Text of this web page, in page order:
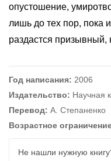
опустошение,
лишь до тех пор, пока
раздастся
Год написания: 2006
Издательство: Научная
Перевод: А. Степаненко
Возрастное
Не нашли нужную